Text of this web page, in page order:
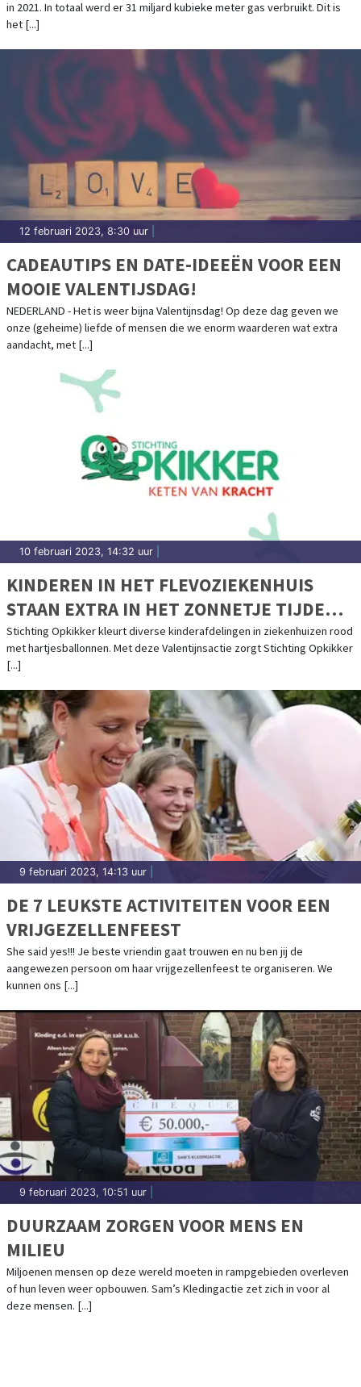
in 2021. In totaal werd er 31 miljard kubieke meter gas verbruikt. Dit is
het [...]
12 februari 2023, 8:30 uur
CADEAUTIPS EN DATE-IDEEËN VOOR EEN
MOOIE VALENTIJSDAG!
NEDERLAND - Het is weer bijna Valentijnsdag! Op deze dag geven we
onze (geheime) liefde of mensen die we enorm waarderen wat extra
aandacht, met [...]
10 februari 2023, 14:32 uur
KINDEREN IN HET FLEVOZIEKENHUIS
STAAN EXTRA IN HET ZONNETJE TIJDENS
VALENTIJNSDAG
Stichting Opkikker kleurt diverse kinderafdelingen in ziekenhuizen rood
met hartjesballonnen. Met deze Valentijnsactie zorgt Stichting Opkikker
[...]
9 februari 2023, 14:13 uur
DE 7 LEUKSTE ACTIVITEITEN VOOR EEN
VRIJGEZELLENFEEST
She said yes!!! Je beste vriendin gaat trouwen en nu ben jij de
aangewezen persoon om haar vrijgezellenfeest te organiseren. We
kunnen ons [...]
9 februari 2023, 10:51 uur
DUURZAAM ZORGEN VOOR MENS EN
MILIEU
Miljoenen mensen op deze wereld moeten in rampgebieden overleven
of hun leven weer opbouwen. Sam’s Kledingactie zet zich in voor al
deze mensen. [...]